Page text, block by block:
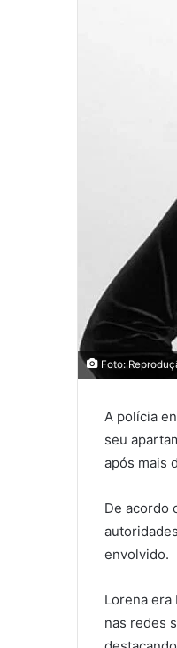
Foto:
A polícia
seu
após mais
De acordo
envolvido.
Lorena era
nas redes